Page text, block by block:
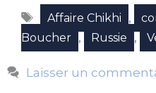
Étiquettes
Affaire Chikhi ,
Boucher , Russie ,
Laisser un